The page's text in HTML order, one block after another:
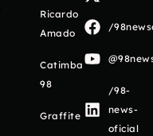
Ricardo
Amado
Catimba
98
Graffite
/
/98-
news-
oficial